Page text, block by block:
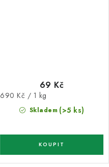
Skladem (>5 ks)
69 Kč
Měrná
690 Kč / 1 kg